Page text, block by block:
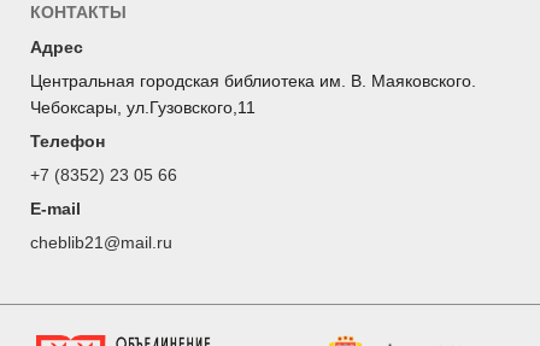
КОНТАКТЫ
Адрес
Центральная городская библиотека им. В. Маяковского.
Чебоксары, ул.Гузовского,11
Телефон
+7 (8352) 23 05 66
E-mail
cheblib21@mail.ru